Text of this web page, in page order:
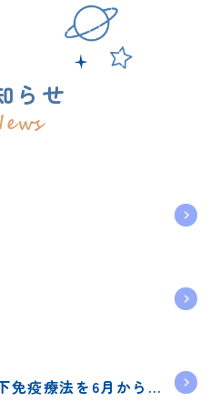
らせ
免疫療法を6月から開